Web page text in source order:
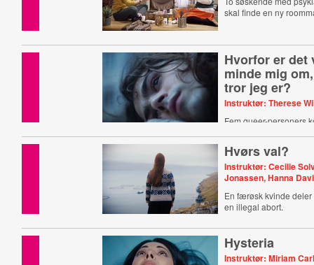
skal finde en ny
Hvorfor er det
minde mig
tror jeg er?
Instruktør: Therese
Fem queer-personers
Hvørs val?
Instruktør: Cecilie
Jonassen, Hanna
En færøsk kvinde
en illegal abort.
Hysteria
Instruktør: Miriam